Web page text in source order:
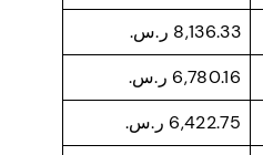
8,136.33 ر.س.
6,780.16 ر.س.
6,422.75 ر.س.